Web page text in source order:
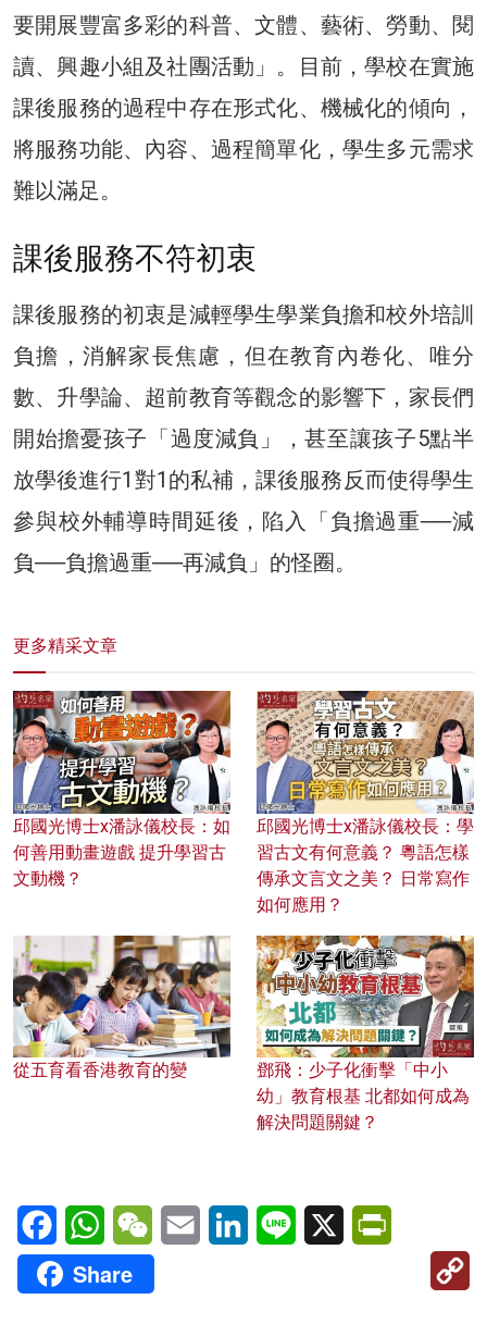
要開展豐富多彩的科普、文體、藝術、勞動、閱
讀、興趣小組及社團活動」。目前，學校在實施
課後服務的過程中存在形式化、機械化的傾向，
將服務功能、內容、過程簡單化，學生多元需求
難以滿足。
課後服務不符初衷
課後服務的初衷是減輕學生學業負擔和校外培訓
負擔，消解家長焦慮，但在教育內卷化、唯分
數、升學論、超前教育等觀念的影響下，家長們
開始擔憂孩子「過度減負」，甚至讓孩子5點半
放學後進行1對1的私補，課後服務反而使得學生
參與校外輔導時間延後，陷入「負擔過重──減
負──負擔過重──再減負」的怪圈。
更多精采文章
邱國光博士x潘詠儀校長：如
何善用動畫遊戲 提升學習古
文動機？
邱國光博士x潘詠儀校長：學
習古文有何意義？ 粵語怎樣
傳承文言文之美？ 日常寫作
如何應用？
從五育看香港教育的變
鄧飛：少子化衝擊「中小
幼」教育根基 北都如何成為
解決問題關鍵？
FacebookWhatsAppWeChatEmail LinkedInLine X
Share